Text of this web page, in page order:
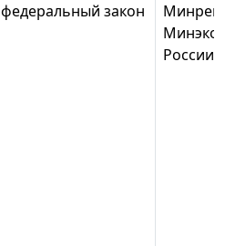
федеральный закон
России